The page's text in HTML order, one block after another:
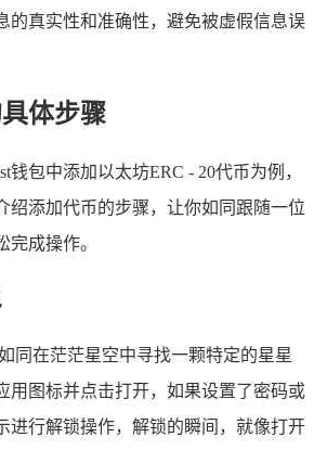
的真实性和准确性，避免被虚假信息误
体步骤
钱包中添加以太坊ERC - 20代币为例，
绍添加代币的步骤，让你如同跟随一位
完成操作。
同在茫茫星空中寻找一颗特定的星星
用图标并点击打开，如果设置了密码或
进行解锁操作，解锁的瞬间，就像打开